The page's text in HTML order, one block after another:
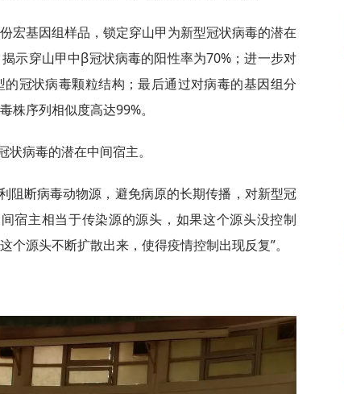
宏基因组样品，锁定穿山甲为新型冠状病毒的潜在
示穿山甲中β冠状病毒的阳性率为70%；进一步对
冠状病毒颗粒结构；最后通过对病毒的基因组分
株序列相似度高达99%。
病毒的潜在中间宿主。
阻断病毒动物源，避免病原的长期传播，对新型冠
宿主相当于传染源的源头，如果这个源头没控制
源头不断扩散出来，使得疫情控制出现反复”。